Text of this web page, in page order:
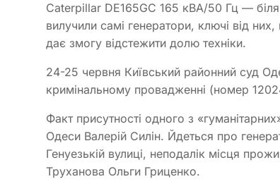
Caterpillar DE165GC 165 кВА/50 Гц —
вилучили самі генератори, ключі від
дає змогу відстежити долю техніки.
24-25 червня Київський районний суд
кримінальному провадженні (номер
Факт присутності одного з
Одеси Валерій Силін. Йдеться про
Генуезькій вулиці, неподалік місця
Труханова Ольги Гриценко.